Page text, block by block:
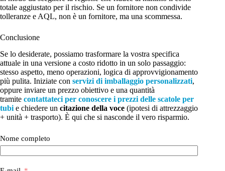
totale aggiustato per il rischio. Se un fornitore non condivide
tolleranze e AQL, non è un fornitore, ma una scommessa.
Conclusione
Se lo desiderate, possiamo trasformare la vostra specifica
attuale in una versione a costo ridotto in un solo passaggio:
stesso aspetto, meno operazioni, logica di approvvigionamento
più pulita. Iniziate con servizi di imballaggio personalizzati,
oppure inviare un prezzo obiettivo e una quantità
tramite contattateci per conoscere i prezzi delle scatole per
tubi e chiedere un citazione della voce (ipotesi di attrezzaggio
+ unità + trasporto). È qui che si nasconde il vero risparmio.
Nome completo